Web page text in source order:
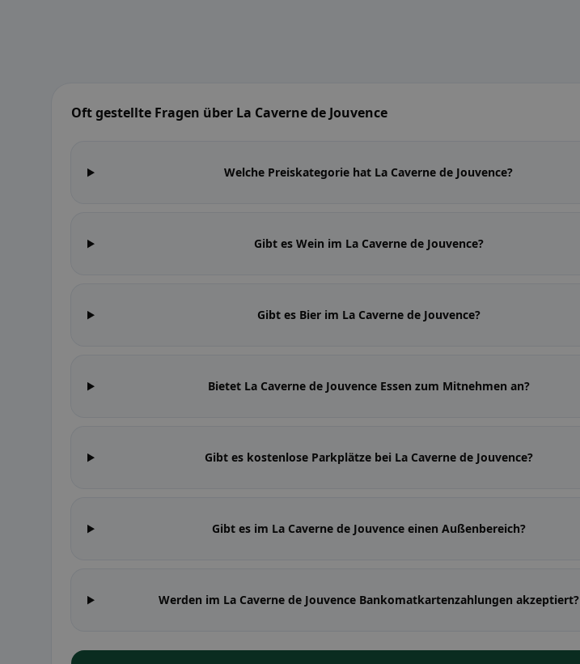
Oft gestellte Fragen über La Caverne de Jouvence
Welche Preiskategorie hat La Caverne de Jouvence?
Gibt es Wein im La Caverne de Jouvence?
Gibt es Bier im La Caverne de Jouvence?
Bietet La Caverne de Jouvence Essen zum Mitnehmen an?
Gibt es kostenlose Parkplätze bei La Caverne de Jouvence?
Gibt es im La Caverne de Jouvence einen Außenbereich?
Werden im La Caverne de Jouvence Bankomatkartenzahlungen akzeptiert?